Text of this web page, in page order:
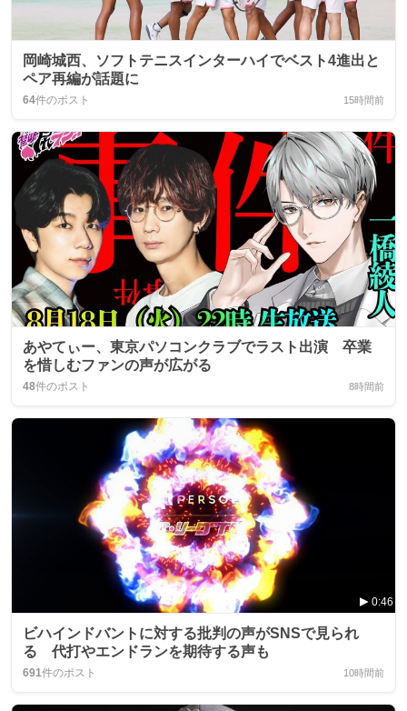
岡崎城西、ソフトテニスインターハイでベスト4進出と
ペア再編が話題に
64件のポスト 15時間前
あやてぃー、東京パソコンクラブでラスト出演 卒業
を惜しむファンの声が広がる
48件のポスト 8時間前
0:46
ビハインドバントに対する批判の声がSNSで見られ
る 代打やエンドランを期待する声も
691件のポスト 10時間前